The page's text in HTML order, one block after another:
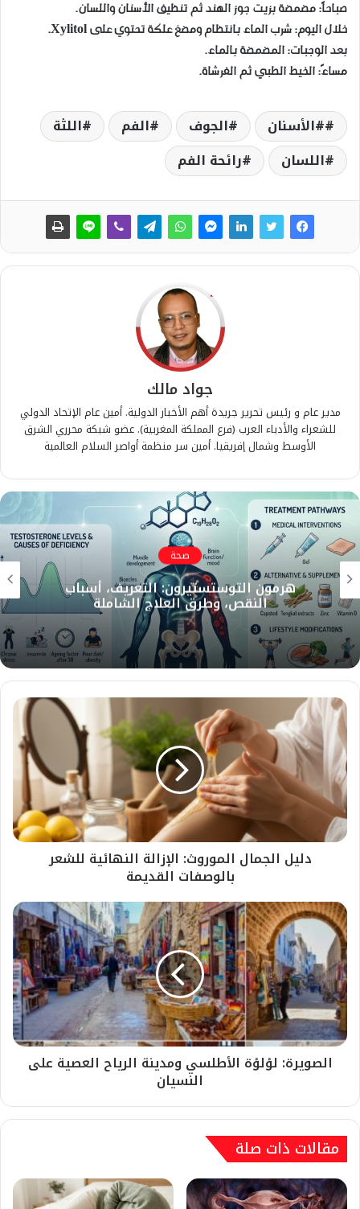
​صباحاً: مضمضة بزيت جوز الهند ثم تنظيف الأسنان واللسان.
​خلال اليوم: شرب الماء بانتظام ومضغ علكة تحتوي على Xylitol.
​بعد الوجبات: المضمضة بالماء.
​مساءً: الخيط الطبي ثم الفرشاة.
#الأسنان الجوف الفم
اللثة
اللسان
رائحة الفم
جواد مالك
مدير عام و رئيس تحرير جريدة أهم الأخبار الدولية. أمين عام الإتحاد الدولي
للشعراء والأدباء العرب (فرع المملكة المغربية). عضو شبكة محرري الشرق
الأوسط وشمال إفريقيا. أمين سر منظمة أواصر السلام العالمية
صحة
هرمون التوستستيرون: التعريف، أسباب
النقص، وطرق العلاج الشاملة
​دليل الجمال الموروث: الإزالة النهائية للشعر
بالوصفات القديمة
الصويرة: لؤلؤة الأطلسي ومدينة الرياح العصية على
النسيان
مقالات ذات صلة